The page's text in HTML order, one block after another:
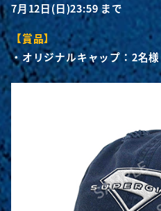
7月12日(日)23:59 まで
【賞品】
・オリジナルキャップ：2名様